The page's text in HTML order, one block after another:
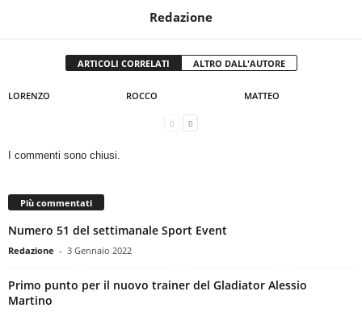
Redazione
ARTICOLI CORRELATI ALTRO DALL'AUTORE
LORENZO ROCCO MATTEO
I commenti sono chiusi.
Più commentati
Numero 51 del settimanale Sport Event
Redazione - 3 Gennaio 2022
Primo punto per il nuovo trainer del Gladiator Alessio
Martino